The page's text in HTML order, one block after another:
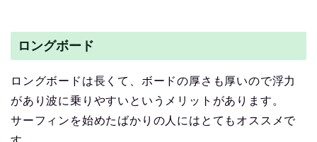
ロングボード
ロングボードは長くて、ボードの厚さも厚いので浮力
があり波に乗りやすいというメリットがあります。
サーフィンを始めたばかりの人にはとてもオススメで